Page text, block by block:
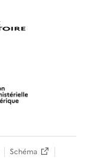
Schéma